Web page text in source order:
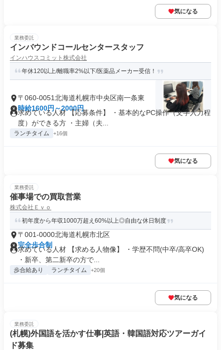
気になる
業務委託
インバウンドコールセンタースタッフ
インハウスコミット株式会社
年休120以上/離職率2%以下/医薬品メーカー受信！
〒060-0051北海道札幌市中央区南一条東
時給1600円～2000円
求めている人材 【応募条件】 ・基本的なPC操作（文字入力程
度）ができる方 ・主婦（夫...
ランチタイム +16個
気になる
業務委託
催事場での買取営業
株式会社Ｅｖｏ
初年度から年収1000万超え60%以上◎自由な休日制度
〒001-0000北海道札幌市北区
完全歩合制
求めている人材 【求める人物像】 ・学歴不問(中卒/高卒OK)
・新卒、第二新卒の方で...
歩合給あり ランチタイム +20個
気になる
業務委託
(札幌)外国語を活かす仕事|英語・韓国語対応ツアーガイ
ド募集